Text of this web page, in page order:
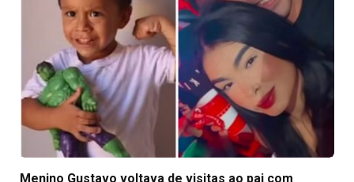
Menino Gustavo voltava de visitas ao pai com